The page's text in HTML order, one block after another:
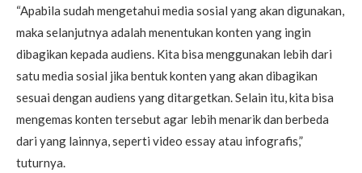
“Apabila sudah mengetahui media sosial yang akan digunakan,
maka selanjutnya adalah menentukan konten yang ingin
dibagikan kepada audiens. Kita bisa menggunakan lebih dari
satu media sosial jika bentuk konten yang akan dibagikan
sesuai dengan audiens yang ditargetkan. Selain itu, kita bisa
mengemas konten tersebut agar lebih menarik dan berbeda
dari yang lainnya, seperti video essay atau infografis,”
tuturnya.